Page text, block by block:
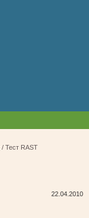
/ Тест RAST
22.04.2010